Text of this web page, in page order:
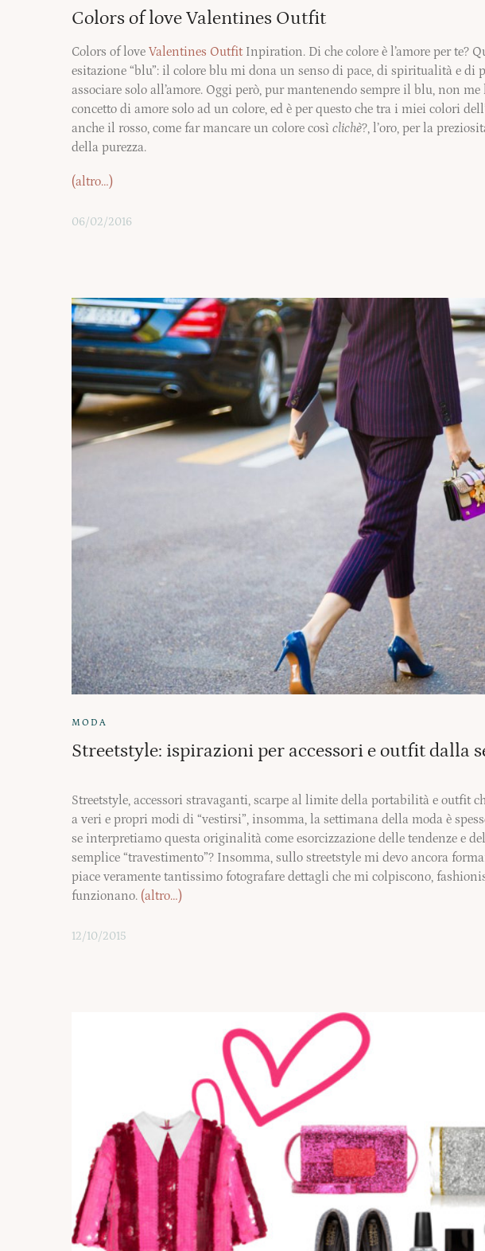
Colors of love Valentines Outfit
Colors of love Valentines OutfitInpiration. Di che colore è l’amore per te?
esitazione “blu”: il colore blu mi dona un senso di pace, di spiritualità e di
associare solo all’amore. Oggi però, pur mantenendo sempre il blu, non
concetto di amore solo ad un colore, ed è per questo che tra i miei colori
anche il rosso, come far mancare un colore così clichè?, l’oro, per la
della purezza.
(altro…)
06/02/2016
MODA
Streetstyle: ispirazioni per accessori e outfit dalla
Streetstyle, accessori stravaganti, scarpe al limite della portabilità e outfit
a veri e propri modi di “vestirsi”, insomma, la settimana della moda è
se interpretiamo questa originalità come esorcizzazione delle tendenze e
semplice “travestimento”? Insomma, sullo streetstyle mi devo ancora
piace veramente tantissimo fotografare dettagli che mi colpiscono,
funzionano. (altro…)
12/10/2015